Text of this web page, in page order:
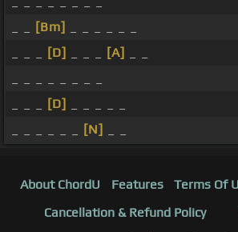
[Bm]
[D] [A]
[D]
[N]
About ChordU Features Terms Of
Cancellation & Refund Policy